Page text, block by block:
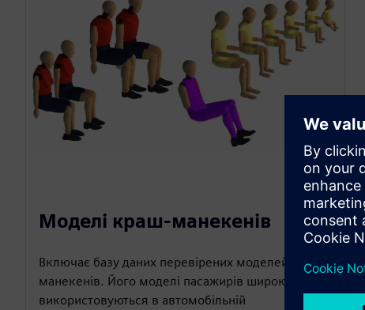
Моделі краш-манекенів
Включає базу даних перевірених моделей краш-
манекенів. Його моделі пасажирів широко
використовуються в автомобільній